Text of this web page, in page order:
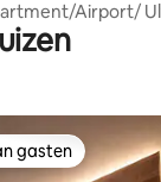
Airport/
gasten
gasten